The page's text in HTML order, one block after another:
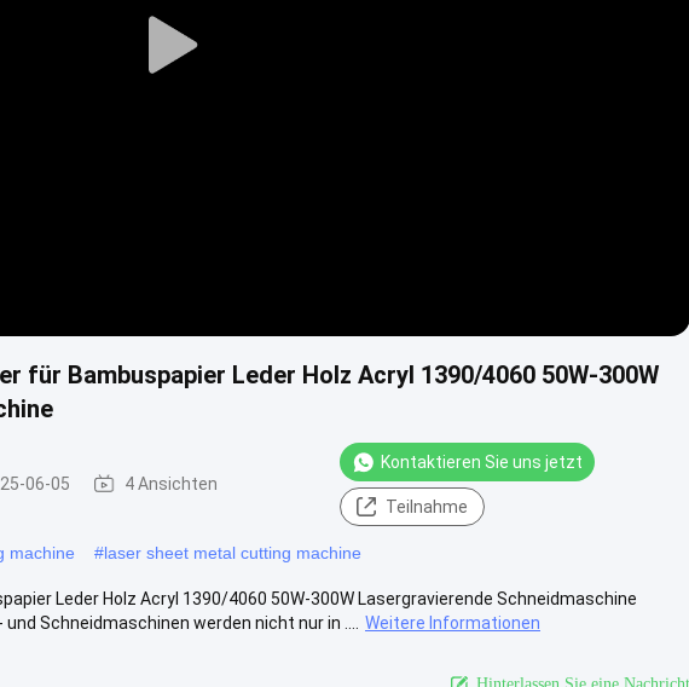
Play
für Bambuspapier Leder Holz Acryl 1390/4060 50W-300W
06-05 4 Ansichten
Kontaktieren Sie uns jetzt
Teilnahme
machine #laser sheet metal cutting machine
Leder Holz Acryl 1390/4060 50W-300W Lasergravierende Schneidmaschine
Schneidmaschinen werden nicht nur in ....
Weitere Informationen
Hinterlassen Sie eine Nachricht